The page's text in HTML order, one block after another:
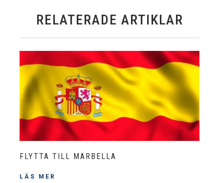
RELATERADE ARTIKLAR
FLYTTA TILL MARBELLA
LÄS MER